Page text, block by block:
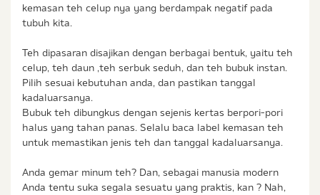
kemasan teh celup nya yang berdampak negatif pada
tubuh kita.
Teh dipasaran disajikan dengan berbagai bentuk, yaitu teh
celup, teh daun ,teh serbuk seduh, dan teh bubuk instan.
Pilih sesuai kebutuhan anda, dan pastikan tanggal
kadaluarsanya.
Bubuk teh dibungkus dengan sejenis kertas berpori-pori
halus yang tahan panas. Selalu baca label kemasan teh
untuk memastikan jenis teh dan tanggal kadaluarsanya.
Anda gemar minum teh? Dan, sebagai manusia modern
Anda tentu suka segala sesuatu yang praktis, kan ? Nah,